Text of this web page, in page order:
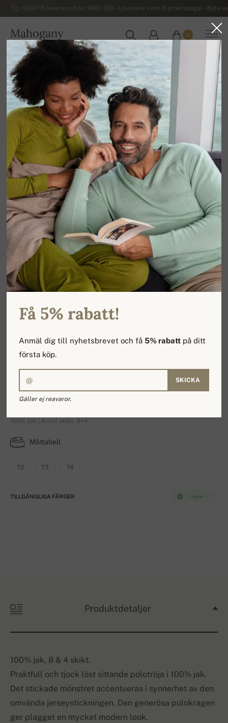
GRATIS leverans från 3600 SEK - Leverans inom 5 arbetsdagar - Byte
Mahogany
SVERIGE
0
Hem Kashmirtröjor för damer Kvinnors jaktröjor
Ygritte
100% Jak | Antal skikt: 8+4
Måttabell
T2 T3 T4
I lager
TILLGÄNGLIGA FÄRGER
Produktdetaljer
100% jak, 8 & 4 skikt.
Praktfull och tjock löst sittande polotröja i 100% jak.
Det stickade mönstret accentueras i synnerhet av den
omvända jerseystickningen. Den generösa polokragen
ger plagget en mycket modern look.
Få 5% rabatt!
Anmäl dig till nyhetsbrevet och få5% rabatt på ditt
första köp.
SKICKA
Gäller ej reavaror.